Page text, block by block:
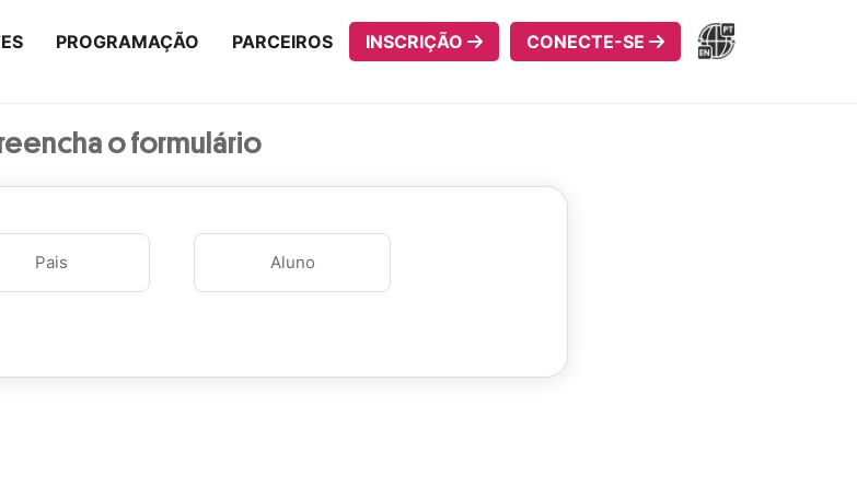
PROGRAMAÇÃO PARCEIROS INSCRIÇÃO CONECTE-SE
o formulário
Pais Aluno